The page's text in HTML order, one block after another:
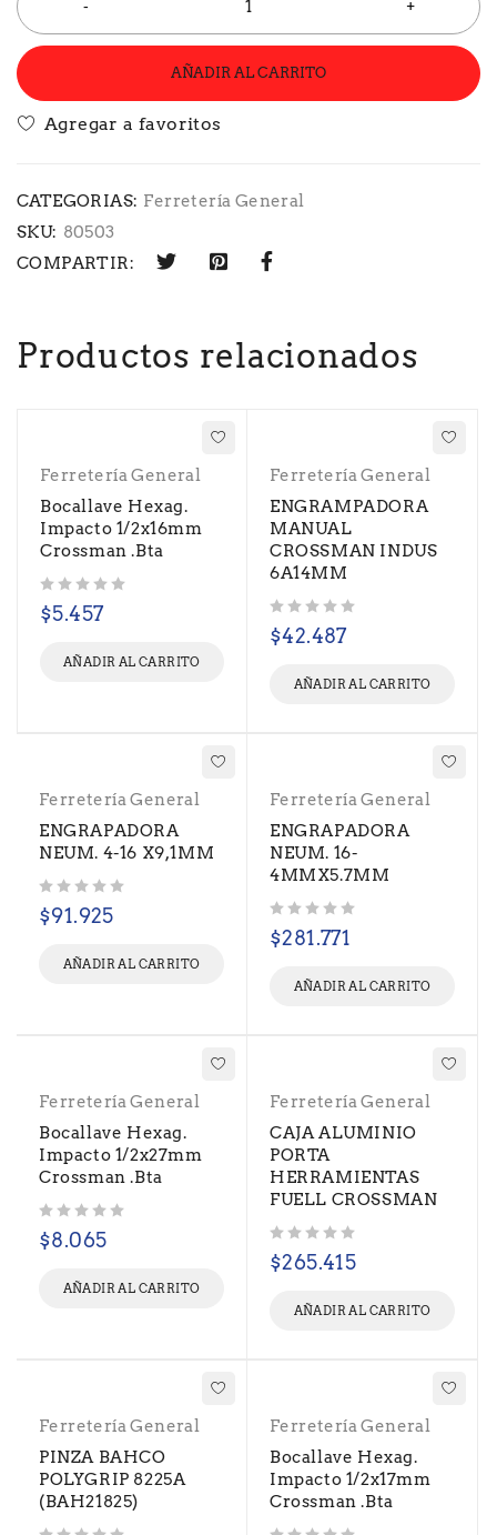
AÑADIR AL CARRITO
CATEGORIAS: Ferretería General
SKU: 80503
COMPARTIR:
Productos relacionados
Ferretería General
Bocallave Hexag.
Impacto 1/2x16mm
Crossman .Bta
$5.457
AÑADIR AL CARRITO
Ferretería General
ENGRAMPADORA
MANUAL
CROSSMAN INDUS
6A14MM
$42.487
AÑADIR AL CARRITO
Ferretería General
ENGRAPADORA
NEUM. 4-16 X9,1MM
$91.925
AÑADIR AL CARRITO
Ferretería General
ENGRAPADORA
NEUM. 16-
4MMX5.7MM
$281.771
AÑADIR AL CARRITO
Ferretería General
Bocallave Hexag.
Impacto 1/2x27mm
Crossman .Bta
$8.065
AÑADIR AL CARRITO
Ferretería General
CAJA ALUMINIO
PORTA
HERRAMIENTAS
FUELL CROSSMAN
$265.415
AÑADIR AL CARRITO
Ferretería General
PINZA BAHCO
POLYGRIP 8225A
(BAH21825)
Ferretería General
Bocallave Hexag.
Impacto 1/2x17mm
Crossman .Bta